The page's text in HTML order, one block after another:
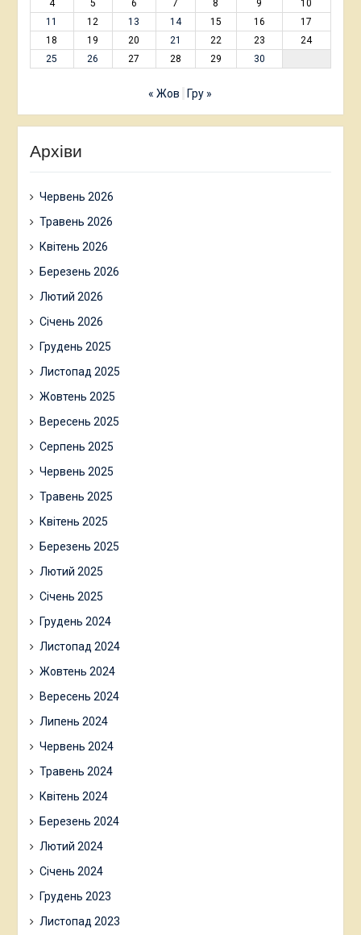
4 5 6 7 8 9
10
11
12 13 14 15 16
17
18
19 20 21 22 23
24
25
26 27 28 29 30
« Жов Гру »
Архіви
Червень 2026
Травень 2026
Квітень 2026
Березень 2026
Лютий 2026
Січень 2026
Грудень 2025
Листопад 2025
Жовтень 2025
Вересень 2025
Серпень 2025
Червень 2025
Травень 2025
Квітень 2025
Березень 2025
Лютий 2025
Січень 2025
Грудень 2024
Листопад 2024
Жовтень 2024
Вересень 2024
Липень 2024
Червень 2024
Травень 2024
Квітень 2024
Березень 2024
Лютий 2024
Січень 2024
Грудень 2023
Листопад 2023